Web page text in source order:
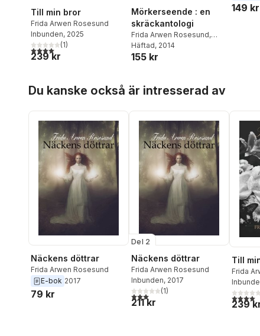
Till min bror
Frida Arwen Rosesund
Inbunden, 2025
4,0utav 5 stjärnor. Totalt antal röster:
(1)
239 kr
Mörkerseende : en
skräckantologi
Frida Arwen Rosesund,
Elisabeth Jonsson
Centerwall
Cederberg,Markus Sköld,
Jenny Milewski
Häftad, 2014
155 kr
149 kr
Du kanske också är intresserad av
Näckens döttrar
Frida Arwen Rosesund
E-bok 2017
79 kr
Del 2
Näckens döttrar
Frida Arwen Rosesund
Inbunden, 2017
3,0utav 5 stjärnor. Totalt antal röster:
(1)
211 kr
Till
Frida
4,0utav
239